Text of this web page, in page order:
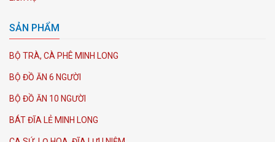
SẢN PHẨM
BỘ TRÀ, CÀ PHÊ MINH LONG
BỘ ĐỒ ĂN 6 NGƯỜI
BỘ ĐỒ ĂN 10 NGƯỜI
BÁT ĐĨA LẺ MINH LONG